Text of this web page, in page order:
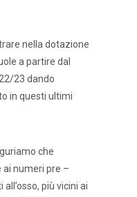
nella dotazione
a partire dal
23 dando
in questi ultimi
che
ai numeri pre –
più vicini ai